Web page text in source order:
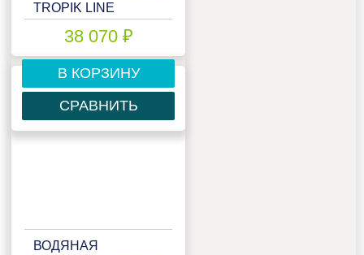
TROPIK LINE
38 070 ₽
В КОРЗИНУ
СРАВНИТЬ
ВОДЯНАЯ